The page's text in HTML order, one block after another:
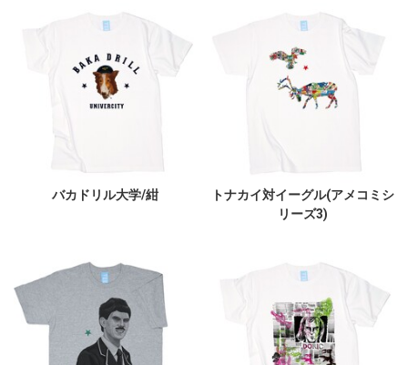
バカドリル大学/紺
トナカイ対イーグル(アメコミシ
リーズ3)